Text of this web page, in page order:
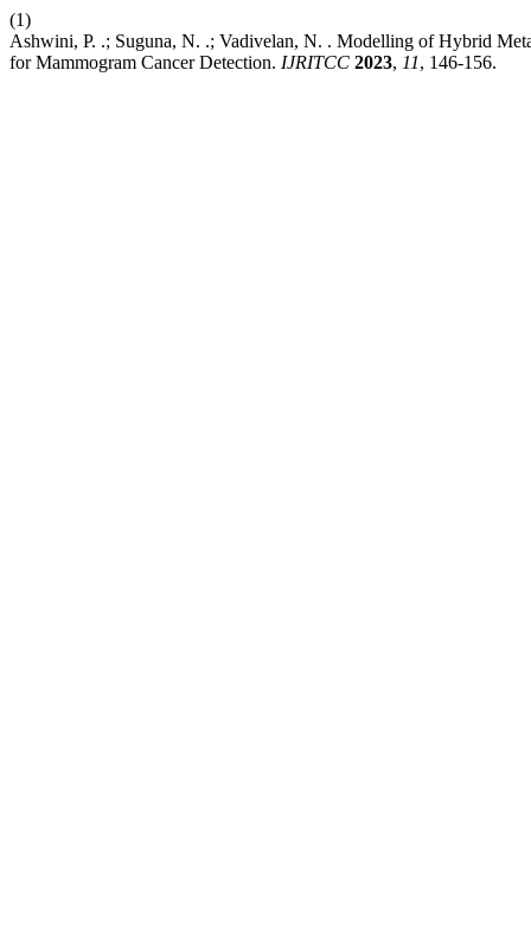
(1)
Ashwini, P. .; Suguna, N. .; Vadivelan, N. . Modelling of Hybrid
for Mammogram Cancer Detection. IJRITCC 2023, 11, 146-156.